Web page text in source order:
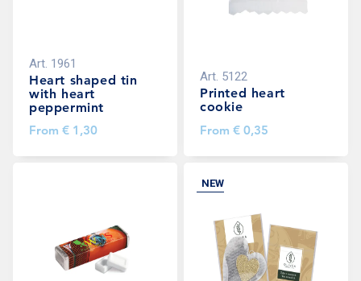
Art. 1961
Heart shaped tin
with heart
peppermint
From € 1,30
Art. 5122
Printed heart
cookie
From € 0,35
NEW